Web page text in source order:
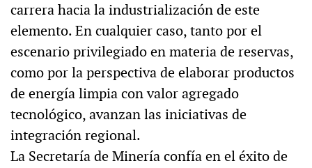
carrera hacia la industrialización de este
elemento. En cualquier caso, tanto por el
escenario privilegiado en materia de reservas,
como por la perspectiva de elaborar productos
de energía limpia con valor agregado
tecnológico, avanzan las iniciativas de
integración regional.
La Secretaría de Minería confía en el éxito de